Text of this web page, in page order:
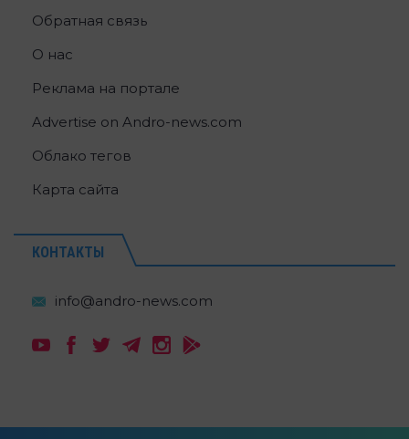
Обратная связь
О нас
Реклама на портале
Advertise on Andro-news.com
Облако тегов
Карта сайта
КОНТАКТЫ